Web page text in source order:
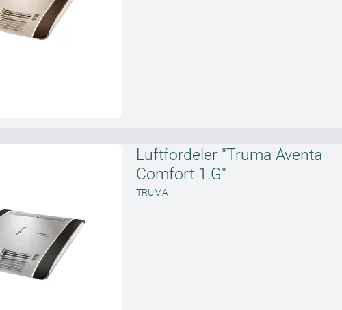
Luftfordeler "Truma Aventa
Comfort 1.G"
TRUMA